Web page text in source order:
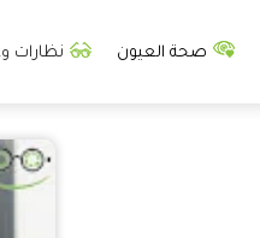
صحة العيون نظارات